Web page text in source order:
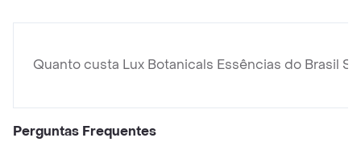
Quanto custa Lux Botanicals Essências do Brasil
Perguntas Frequentes